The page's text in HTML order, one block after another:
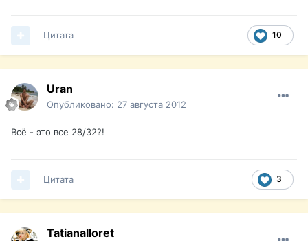
10
Цитата
Uran
Опубликовано: 27 августа 2012
Всё - это все 28/32?!
3
Цитата
Tatianalloret